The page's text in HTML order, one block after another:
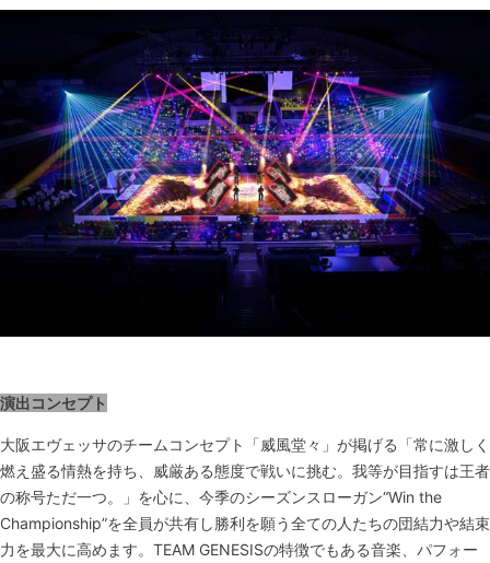
演出コンセプト
大阪エヴェッサのチームコンセプト「威風堂々」が掲げる「常に激しく
燃え盛る情熱を持ち、威厳ある態度で戦いに挑む。我等が目指すは王者
の称号ただ一つ。」を心に、今季のシーズンスローガン“Win the
Championship”を全員が共有し勝利を願う全ての人たちの団結力や結束
力を最大に高めます。TEAM GENESISの特徴でもある音楽、パフォー